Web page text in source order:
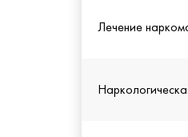
Лечение